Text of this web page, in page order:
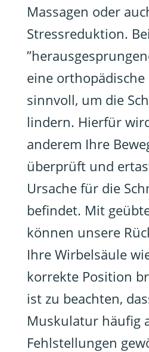
Massagen oder
Stressreduktion.
eine
sinnvoll, um die
lindern. Hierfür
anderem Ihre
überprüft und
Ursache für die
befindet. Mit
können unsere
Ihre Wirbelsäule
korrekte Position
ist zu beachten,
Muskulatur häufig
Fehlstellungen